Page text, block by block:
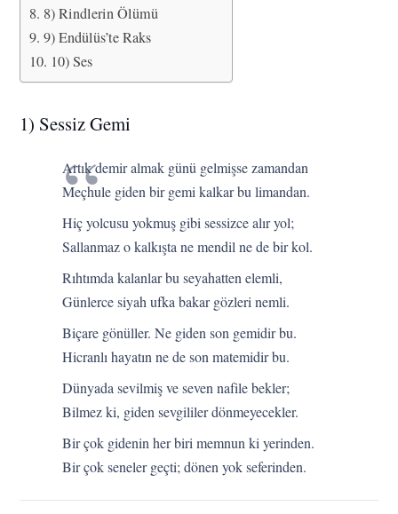
8) Rindlerin Ölümü
9) Endülüs’te Raks
10) Ses
1) Sessiz Gemi
Artık demir almak günü gelmişse zamandan
Meçhule giden bir gemi kalkar bu limandan.
Hiç yolcusu yokmuş gibi sessizce alır yol;
Sallanmaz o kalkışta ne mendil ne de bir kol.
Rıhtımda kalanlar bu seyahatten elemli,
Günlerce siyah ufka bakar gözleri nemli.
Biçare gönüller. Ne giden son gemidir bu.
Hicranlı hayatın ne de son matemidir bu.
Dünyada sevilmiş ve seven nafile bekler;
Bilmez ki, giden sevgililer dönmeyecekler.
Bir çok gidenin her biri memnun ki yerinden.
Bir çok seneler geçti; dönen yok seferinden.